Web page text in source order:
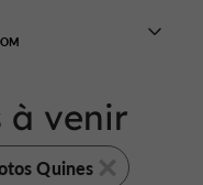
à venir
Quines